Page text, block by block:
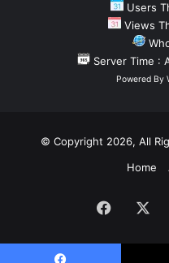
Users
Views
Server Time :
Powered By
© Copyright 2026, All
Home